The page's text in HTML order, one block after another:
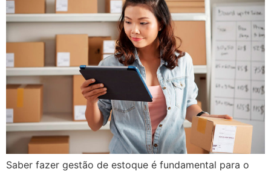
Saber fazer gestão de estoque é fundamental para o